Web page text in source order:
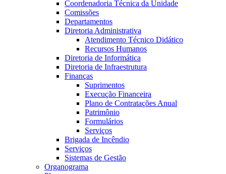
Coordenadoria Técnica da Unidade
Comissões
Departamentos
Diretoria Administrativa
Atendimento Técnico Didático
Recursos Humanos
Diretoria de Informática
Diretoria de Infraestrutura
Finanças
Suprimentos
Execução Financeira
Plano de Contratações Anual
Patrimônio
Formulários
Serviços
Brigada de Incêndio
Serviços
Sistemas de Gestão
Organograma